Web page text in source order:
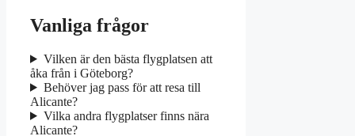
Vanliga frågor
Vilken är den bästa flygplatsen att
åka från i Göteborg?
Behöver jag pass för att resa till
Alicante?
Vilka andra flygplatser finns nära
Alicante?